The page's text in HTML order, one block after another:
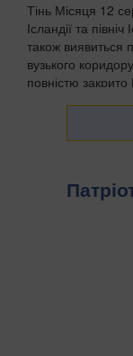
Тінь Місяця 12
Ісландії та
також виявиться
вузького
повністю